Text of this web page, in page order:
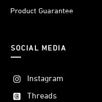
Product Guarantee
SOCIAL MEDIA
Instagram
Threads